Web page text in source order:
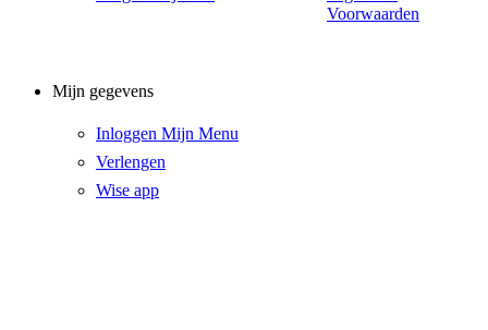
Voorwaarden
Mijn gegevens
Inloggen Mijn Menu
Verlengen
Wise app